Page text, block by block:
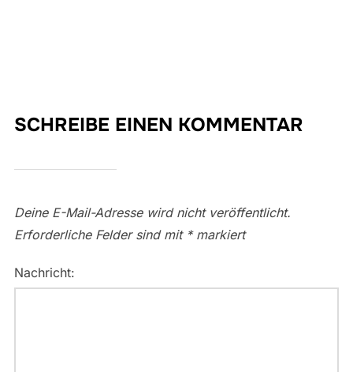
SCHREIBE EINEN KOMMENTAR
Deine E-Mail-Adresse wird nicht veröffentlicht.
Erforderliche Felder sind mit *markiert
Nachricht: